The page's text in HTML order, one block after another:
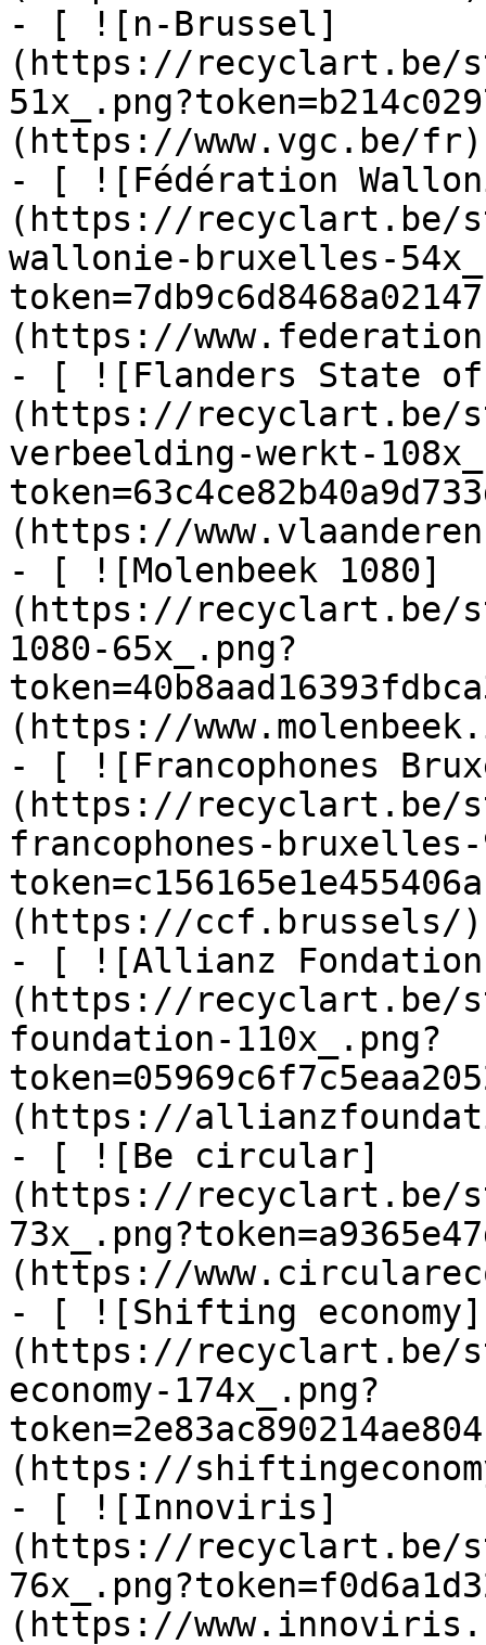
- [ ![n-Brussel]
(https://recyclart.be/
(https://www.vgc.be/fr)
- [ ![Fédération
(https://recyclart.be/
wallonie-bruxelles-
(https://
- [ ![Flanders State
(https://recyclart.be/
verbeelding-werkt-
(https://
- [ ![Molenbeek 1080]
(https://recyclart.be/
1080-65x_.png?
(https://
- [ ![Francophones
(https://recyclart.be/
francophones-bruxelles-
(https://ccf.brussels/)
- [ ![Allianz
(https://recyclart.be/
foundation-110x_.png?
(https://
- [ ![Be circular]
(https://recyclart.be/
(https://
- [ ![Shifting economy]
(https://recyclart.be/
economy-174x_.png?
(https://
- [ ![Innoviris]
(https://recyclart.be/
(https://